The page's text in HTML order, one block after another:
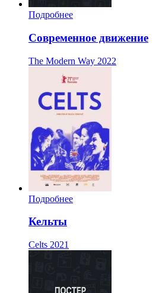
Подробнее
Современное движение
The Modern Way 2022
Подробнее
Кельты
Celts 2021